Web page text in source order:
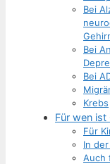
Bei
Bei
Bei
Krebs
Für wen ist
Für
In
Auch